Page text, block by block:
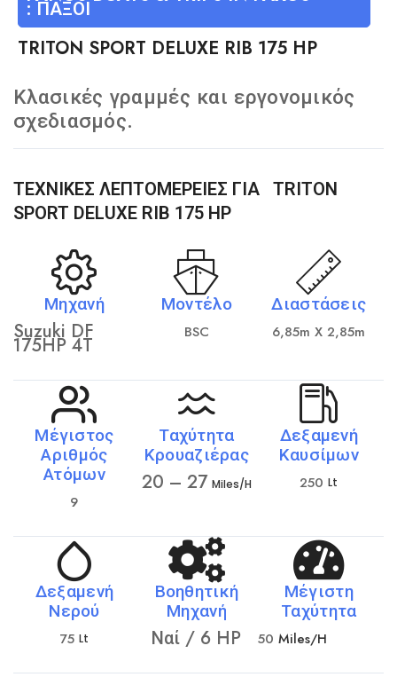
: ΠΑΞΟΊ
TRITON SPORT DELUXE RIB 175 HP
Κλασικές γραμμές και εργονομικός
σχεδιασμός.
ΤΕΧΝΙΚΈΣ ΛΕΠΤΟΜΈΡΕΙΕΣ ΓΙΑ
TRITON
SPORT DELUXE RIB 175 HP
Μηχανή
Suzuki DF
175HP 4T
Μοντέλο
BSC
Διαστάσεις
6,85m X 2,85m
Μέγιστος
Αριθμός
Ατόμων
9
Ταχύτητα
Κρουαζιέρας
20 – 27 Miles/h
Δεξαμενή
Καυσίμων
250 Lt
Δεξαμενή
Νερού
75 Lt
Βοηθητική
Μηχανή
Ναί / 6 HP
Μέγιστη
Ταχύτητα
50 Miles/h